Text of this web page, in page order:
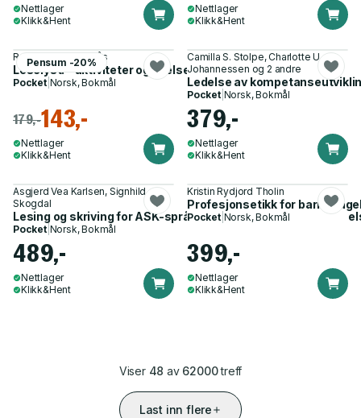
Nettlager
Klikk&Hent
Nettlager
Klikk&Hent
Pensum -20%
Robert Mjelde Flatås
Leselyst! - aktiviteter og øvelser
Pocket| Norsk, Bokmål
179,-143,-
Nettlager
Klikk&Hent
Camilla S. Stolpe, Charlotte U.
Johannessen og 2 andre
Ledelse av
Pocket| Norsk, Bokmål
379,-
Nettlager
Klikk&Hent
Asgjerd Vea Karlsen, Signhild
Skogdal
Lesing og skriving for ASK-språklige personer -
Pocket| Norsk, Bokmål
489,-
Nettlager
Klikk&Hent
Kristin Rydjord Tholin
Profesjonsetikk for
Pocket| Norsk, Bokmål
399,-
Nettlager
Klikk&Hent
Viser 48 av 62000treff
Last inn flere